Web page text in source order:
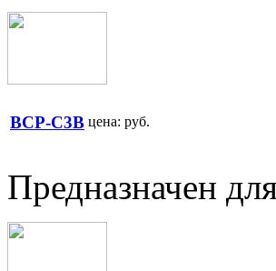
BCP-C3B цена: руб.
Предназначен